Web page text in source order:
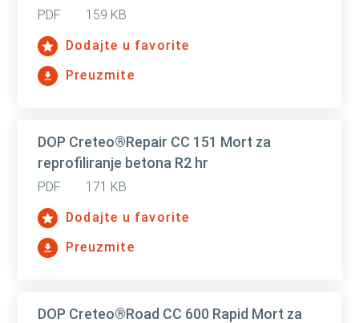
PDF
159 KB
Dodajte u favorite
Preuzmite
DOP Creteo®Repair CC 151 Mort za
reprofiliranje betona R2 hr
PDF
171 KB
Dodajte u favorite
Preuzmite
DOP Creteo®Road CC 600 Rapid Mort za